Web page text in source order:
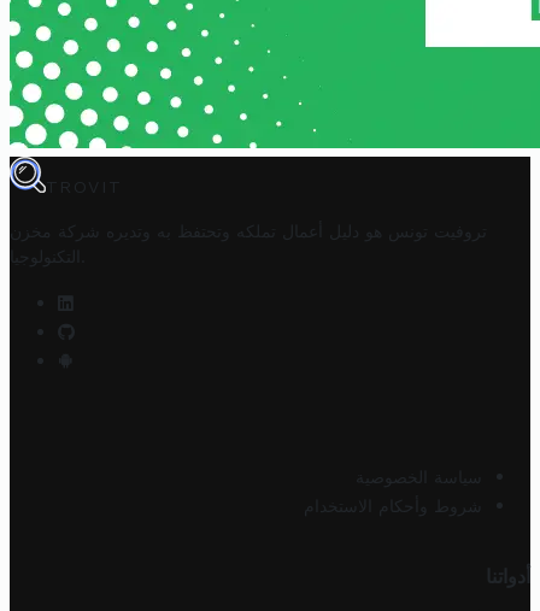
TROVIT
تروفيت تونس هو دليل أعمال تملكه وتحتفظ به وتديره
شركة مخزن
التكنولوجيا
سياسة الخصوصية
شروط وأحكام الاستخدام
أدواتنا